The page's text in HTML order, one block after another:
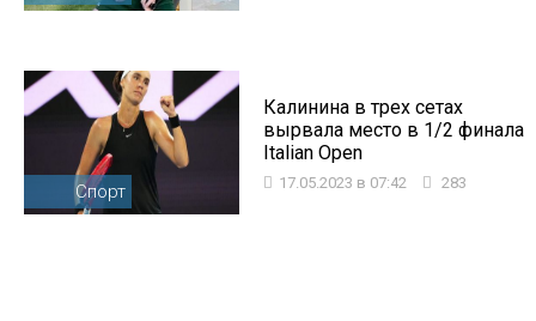
Спорт
Калинина в трех сетах
вырвала место в 1/2 финала
Italian Open
17.05.2023 в 07:42 283